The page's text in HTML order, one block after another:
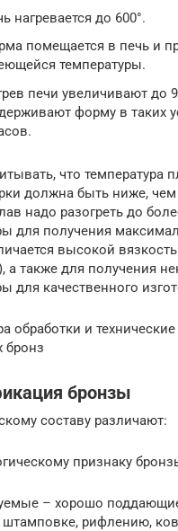
нагревается до 600°.
помещается в печь и
температуры.
печи увеличивают до
форму в таких
что температура
должна быть ниже, чем
надо разогреть до
для получения
высокой
а также для получения
для качественного
обработки и
бронз
бронзы
составу различают:
признаку
– хорошо
штамповке, рифлению,